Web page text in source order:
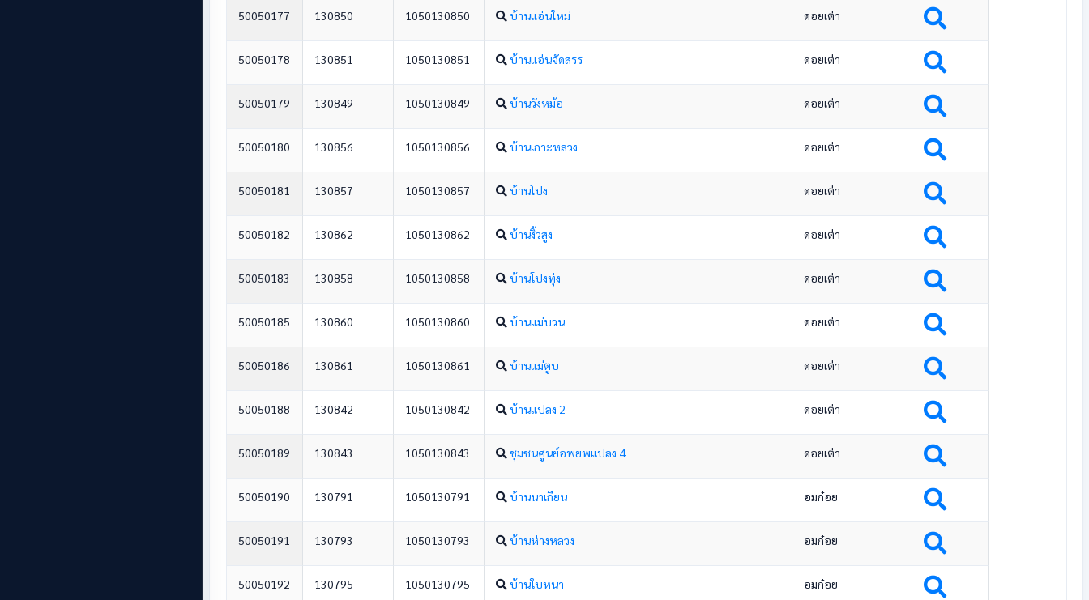
50050177 130850 1050130850 บ้านแอ่นใหม่ ดอยเต่า
50050178 130851 1050130851 บ้านแอ่นจัดสรร ดอยเต่า
50050179 130849 1050130849 บ้านวังหม้อ ดอยเต่า
50050180 130856 1050130856 บ้านเกาะหลวง ดอยเต่า
50050181 130857 1050130857 บ้านโปง ดอยเต่า
50050182 130862 1050130862 บ้านงิ้วสูง ดอยเต่า
50050183 130858 1050130858 บ้านโปงทุ่ง ดอยเต่า
50050185 130860 1050130860 บ้านแม่บวน ดอยเต่า
50050186 130861 1050130861 บ้านแม่ตูบ ดอยเต่า
50050188 130842 1050130842 บ้านแปลง 2 ดอยเต่า
50050189 130843 1050130843 ชุมชนศูนย์อพยพแปลง 4 ดอยเต่า
50050190 130791 1050130791 บ้านนาเกียน อมก๋อย
50050191 130793 1050130793 บ้านห่างหลวง อมก๋อย
50050192 130795 1050130795 บ้านใบหนา อมก๋อย